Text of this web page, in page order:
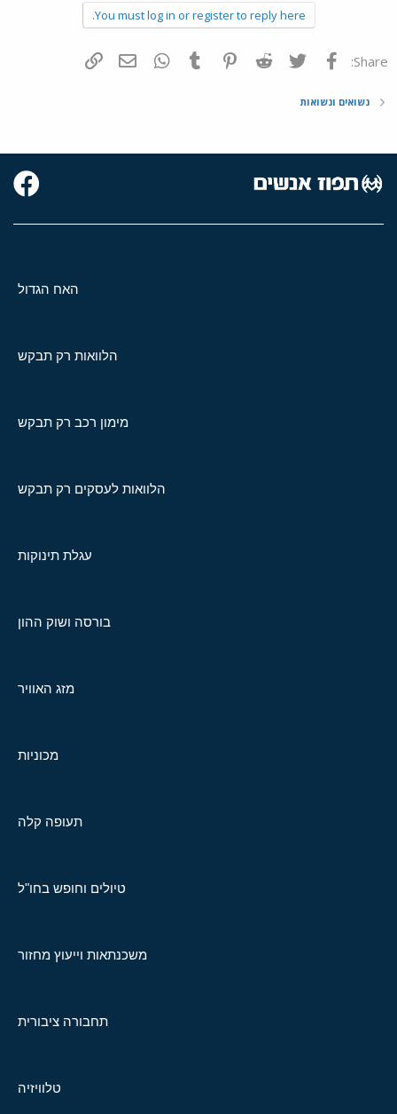
You must log in or register to reply here.
Share: פייסבוק Twitter
Reddit
Pinterest
Tumblr
WhatsAppדואר אלקטרוני
נשואים ונשואות
האח הגדול
הלוואות רק תבקש
מימון רכב רק תבקש
הלוואות לעסקים רק תבקש
עגלת תינוקות
בורסה ושוק ההון
מזג האוויר
מכוניות
תעופה קלה
טיולים וחופש בחו"ל
משכנתאות וייעוץ מחזור
תחבורה ציבורית
טלוויזיה